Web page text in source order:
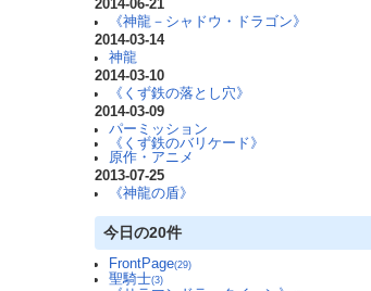
2014-06-21
《神龍－シャドウ・ドラゴン》
2014-03-14
神龍
2014-03-10
《くず鉄の落とし穴》
2014-03-09
パーミッション
《くず鉄のバリケード》
原作・アニメ
2013-07-25
《神龍の盾》
今日の20件
FrontPage(29)
聖騎士(3)